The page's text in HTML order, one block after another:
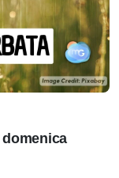
domenica